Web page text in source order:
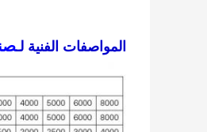
المواصفات الفنية لـ